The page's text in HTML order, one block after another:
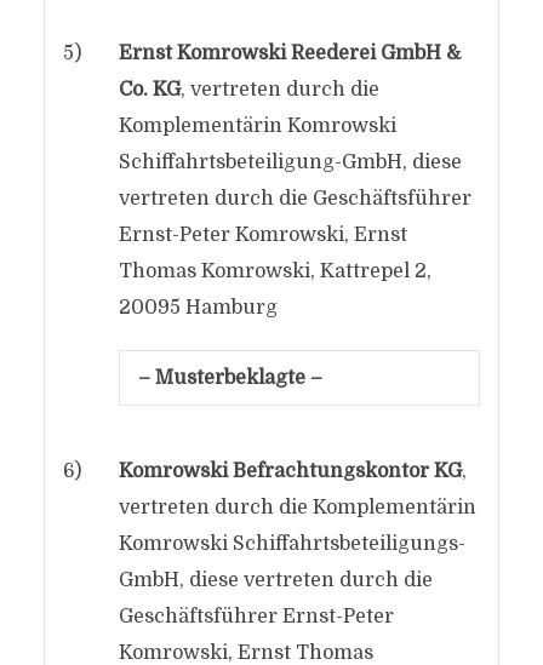
5)
Ernst Komrowski Reederei GmbH &
Co. KG, vertreten durch die
Komplementärin Komrowski
Schiffahrtsbeteiligung-GmbH, diese
vertreten durch die Geschäftsführer
Ernst-Peter Komrowski, Ernst
Thomas Komrowski, Kattrepel 2,
20095 Hamburg
– Musterbeklagte –
6) Komrowski Befrachtungskontor KG,
vertreten durch die Komplementärin
Komrowski Schiffahrtsbeteiligungs-
GmbH, diese vertreten durch die
Geschäftsführer Ernst-Peter
Komrowski, Ernst Thomas